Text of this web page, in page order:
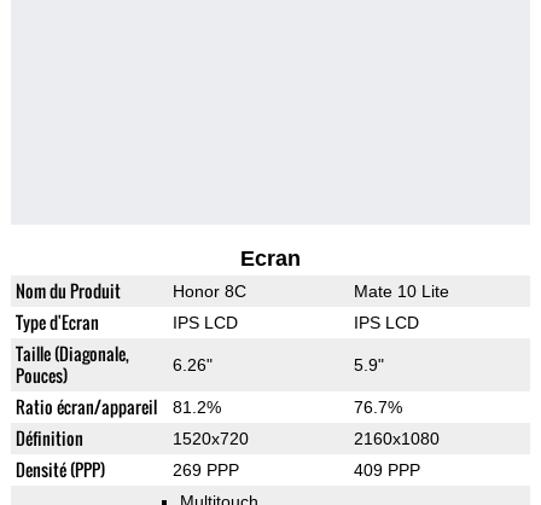
Ecran
Nom du Produit Honor 8C Mate 10 Lite
Type d'Ecran IPS LCD IPS LCD
Taille (Diagonale,
Pouces)
6.26" 5.9"
Ratio écran/appareil 81.2% 76.7%
Définition 1520x720 2160x1080
Densité (PPP) 269 PPP
409 PPP